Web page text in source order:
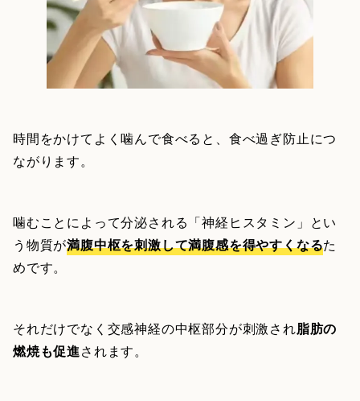
時間をかけてよく噛んで食べると、食べ過ぎ防止につ
ながります。
噛むことによって分泌される「神経ヒスタミン」とい
う物質が満腹中枢を刺激して満腹感を得やすくなるた
めです。
それだけでなく交感神経の中枢部分が刺激され脂肪の
燃焼も促進されます。